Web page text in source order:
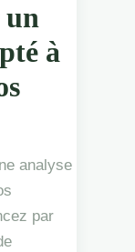
un
à
analyse
par